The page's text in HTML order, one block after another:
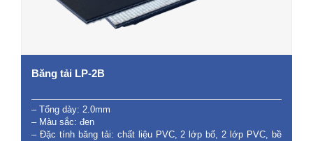
Băng tải LP-2B
– Tổng dày: 2.0mm
– Màu sắc: đen
– Đặc tính băng tải: chất liệu PVC, 2 lớp bố, 2 lớp PVC, bề